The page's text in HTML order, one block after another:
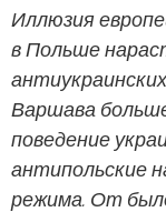
Иллюзия
в Польше
Варшава
поведение
антипольские
режима. От